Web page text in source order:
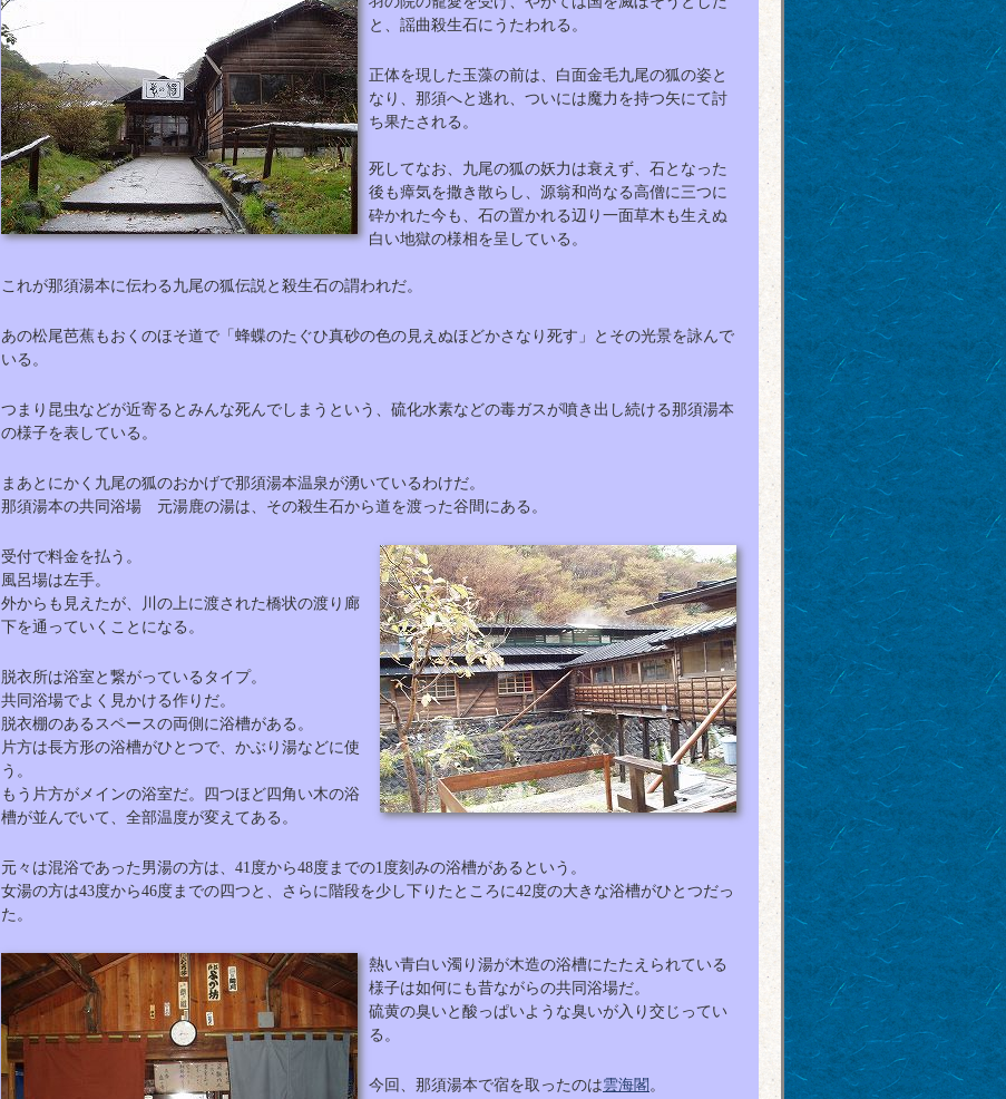
と、謡曲殺生石にうたわれる。
正体を現した玉藻の前は、白面金毛九尾の狐の姿と
なり、那須へと逃れ、ついには魔力を持つ矢にて討
ち果たされる。
死してなお、九尾の狐の妖力は衰えず、石となった
後も瘴気を撒き散らし、源翁和尚なる高僧に三つに
砕かれた今も、石の置かれる辺り一面草木も生えぬ
白い地獄の様相を呈している。
これが那須湯本に伝わる九尾の狐伝説と殺生石の謂われだ。
あの松尾芭蕉もおくのほそ道で「蜂蝶のたぐひ真砂の色の見えぬほどかさなり死す」とその光景を詠んで
いる。
つまり昆虫などが近寄るとみんな死んでしまうという、硫化水素などの毒ガスが噴き出し続ける那須湯本
の様子を表している。
まあとにかく九尾の狐のおかげで那須湯本温泉が湧いているわけだ。
那須湯本の共同浴場 元湯鹿の湯は、その殺生石から道を渡った谷間にある。
受付で料金を払う。
風呂場は左手。
外からも見えたが、川の上に渡された橋状の渡り廊
下を通っていくことになる。
脱衣所は浴室と繋がっているタイプ。
共同浴場でよく見かける作りだ。
脱衣棚のあるスペースの両側に浴槽がある。
片方は長方形の浴槽がひとつで、かぶり湯などに使
う。
もう片方がメインの浴室だ。四つほど四角い木の浴
槽が並んでいて、全部温度が変えてある。
元々は混浴であった男湯の方は、41度から48度までの1度刻みの浴槽があるという。
女湯の方は43度から46度までの四つと、さらに階段を少し下りたところに42度の大きな浴槽がひとつだっ
た。
熱い青白い濁り湯が木造の浴槽にたたえられている
様子は如何にも昔ながらの共同浴場だ。
硫黄の臭いと酸っぱいような臭いが入り交じってい
る。
今回、那須湯本で宿を取ったのは雲海閣 。